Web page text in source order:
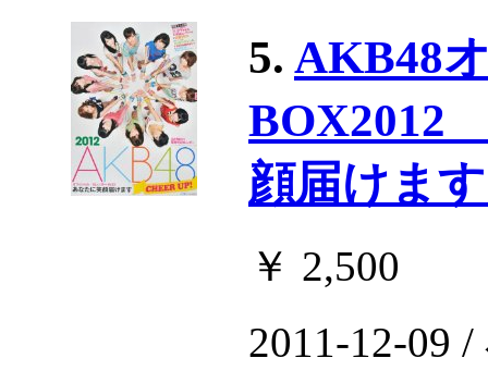
5. AKB48
BOX2012
顔届けま
￥ 2,500
2011-12-09